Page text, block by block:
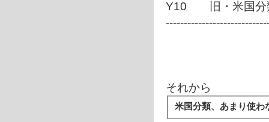
Y10 旧・米国分
それから
米国分類、あまり使わ